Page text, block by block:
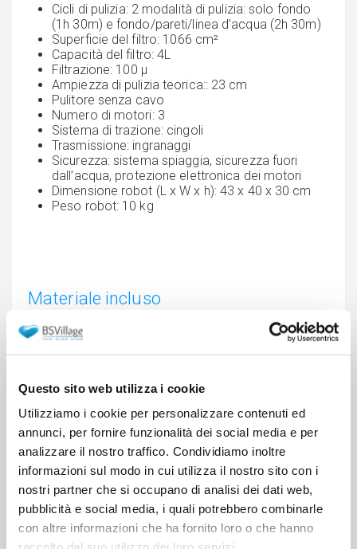
Questo sito web utilizza i cookie
Utilizziamo i cookie per personalizzare contenuti ed
annunci, per fornire funzionalità dei social media e per
analizzare il nostro traffico. Condividiamo inoltre
informazioni sul modo in cui utilizza il nostro sito con i
nostri partner che si occupano di analisi dei dati web,
pubblicità e social media, i quali potrebbero combinarle
con altre informazioni che ha fornito loro o che hanno
Cicli di pulizia: 2 modalità di pulizia: solo fondo
(1h 30m) e fondo/pareti/linea d’acqua (2h 30m)
Superficie del filtro: 1066 cm²
Capacità del filtro: 4L
Filtrazione: 100 µ
Ampiezza di pulizia teorica:: 23 cm
Pulitore senza cavo
Numero di motori: 3
Sistema di trazione: cingoli
Trasmissione: ingranaggi
Sicurezza: sistema spiaggia, sicurezza fuori
dall’acqua, protezione elettronica dei motori
Dimensione robot (L x W x h): 43 x 40 x 30 cm
Peso robot: 10 kg
Materiale incluso